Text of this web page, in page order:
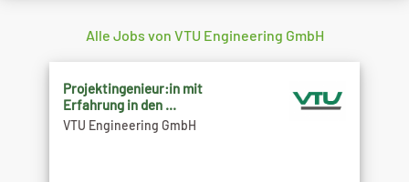
Alle Jobs von VTU Engineering GmbH
Projektingenieur:in mit
Erfahrung in den ...
VTU Engineering GmbH